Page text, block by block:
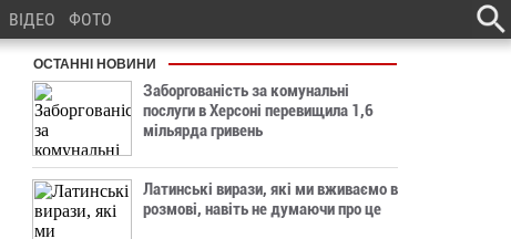
ВІДЕО ФОТО
ОСТАННІ НОВИНИ
Заборгованість за комунальні
послуги в Херсоні перевищила 1,6
мільярда гривень
Латинські вирази, які ми вживаємо в
розмові, навіть не думаючи про це